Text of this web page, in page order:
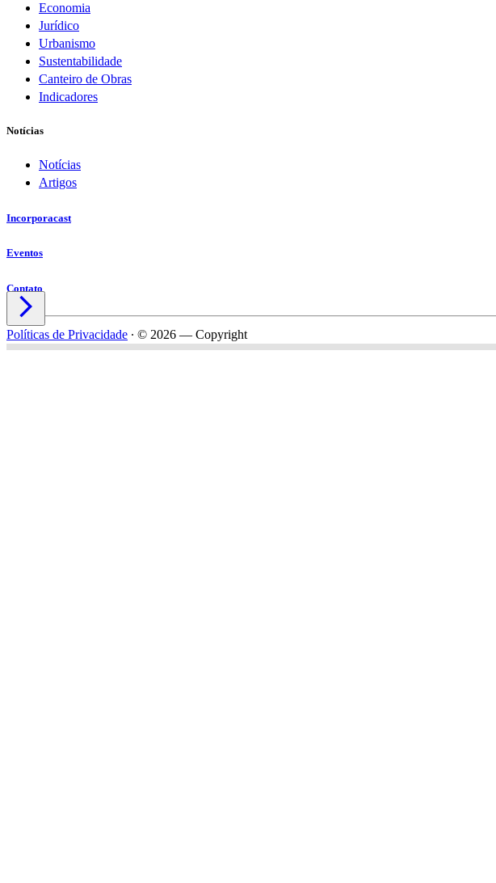
Economia
Jurídico
Urbanismo
Sustentabilidade
Canteiro de Obras
Indicadores
Notícias
Notícias
Artigos
Incorporacast
Eventos
Contato

Políticas de Privacidade ∙ © 2026 — Copyright